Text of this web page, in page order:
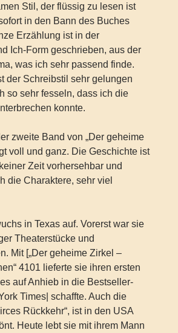
Stil, der flüssig zu lesen ist
in den Bann des Buches
Erzählung ist in der
Ich-Form geschrieben, aus der
was ich sehr passend finde.
der Schreibstil sehr gelungen
so sehr fesseln, dass ich die
konnte.
zweite Band von „Der geheime
voll und ganz. Die Geschichte ist
Zeit vorhersehbar und
die Charaktere, sehr viel
in Texas auf. Vorerst war sie
Theaterstücke und
Mit [„Der geheime Zirkel –
4101 lieferte sie ihren ersten
auf Anhieb in die Bestseller-
Times| schaffte. Auch die
Rückkehr“, ist in den USA
Heute lebt sie mit ihrem Mann